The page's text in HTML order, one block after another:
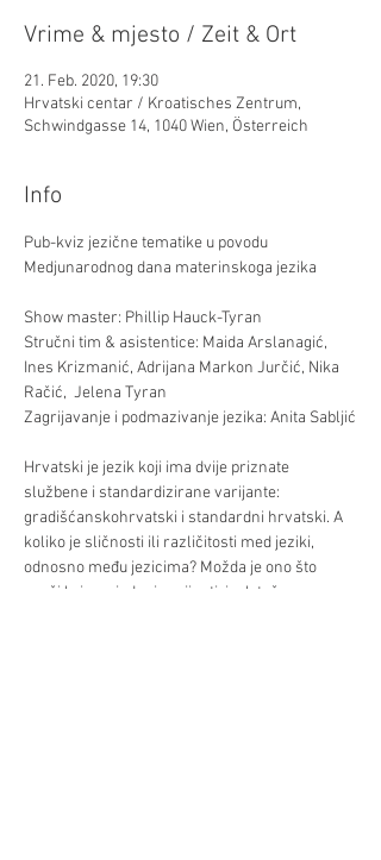
Vrime & mjesto / Zeit & Ort
21. Feb. 2020, 19:30
Hrvatski centar / Kroatisches Zentrum,
Schwindgasse 14, 1040 Wien, Österreich
Info
Pub-kviz jezične tematike u povodu
Show master: Phillip Hauck-Tyran
Stručni tim & asistentice: Maida Arslanagić,
Ines Krizmanić, Adrijana Markon Jurčić, Nika
Račić,  Jelena Tyran
Hrvatski je jezik koji ima dvije priznate
službene i standardizirane varijante:
gradišćanskohrvatski i standardni hrvatski. A
koliko je sličnosti ili različitosti med jeziki,
odnosno među jezicima? Možda je ono što
zvuči krivo u jednoj varijanti, ipak točno u